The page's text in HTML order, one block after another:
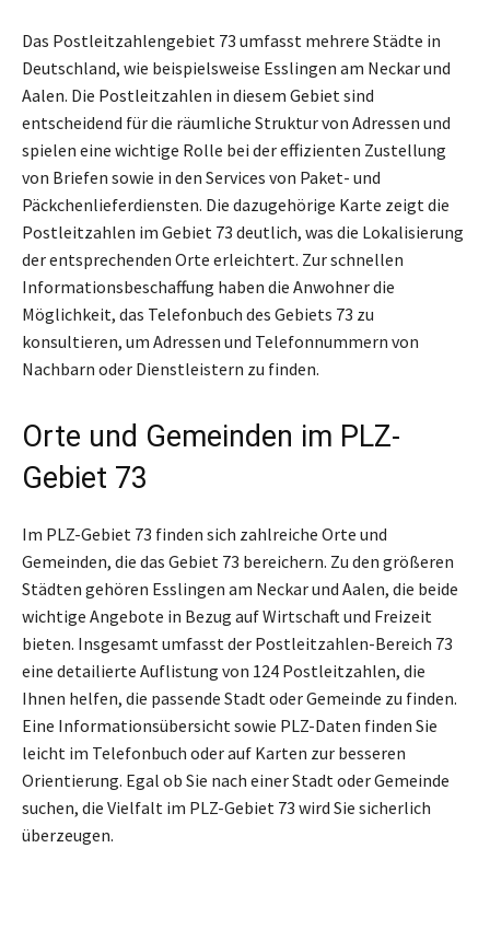
Das Postleitzahlengebiet 73 umfasst mehrere Städte in
Deutschland, wie beispielsweise Esslingen am Neckar und
Aalen. Die Postleitzahlen in diesem Gebiet sind
entscheidend für die räumliche Struktur von Adressen und
spielen eine wichtige Rolle bei der effizienten Zustellung
von Briefen sowie in den Services von Paket- und
Päckchenlieferdiensten. Die dazugehörige Karte zeigt die
Postleitzahlen im Gebiet 73 deutlich, was die Lokalisierung
der entsprechenden Orte erleichtert. Zur schnellen
Informationsbeschaffung haben die Anwohner die
Möglichkeit, das Telefonbuch des Gebiets 73 zu
konsultieren, um Adressen und Telefonnummern von
Nachbarn oder Dienstleistern zu finden.
Orte und Gemeinden im PLZ-
Gebiet 73
Im PLZ-Gebiet 73 finden sich zahlreiche Orte und
Gemeinden, die das Gebiet 73 bereichern. Zu den größeren
Städten gehören Esslingen am Neckar und Aalen, die beide
wichtige Angebote in Bezug auf Wirtschaft und Freizeit
bieten. Insgesamt umfasst der Postleitzahlen-Bereich 73
eine detailierte Auflistung von 124 Postleitzahlen, die
Ihnen helfen, die passende Stadt oder Gemeinde zu finden.
Eine Informationsübersicht sowie PLZ-Daten finden Sie
leicht im Telefonbuch oder auf Karten zur besseren
Orientierung. Egal ob Sie nach einer Stadt oder Gemeinde
suchen, die Vielfalt im PLZ-Gebiet 73 wird Sie sicherlich
überzeugen.